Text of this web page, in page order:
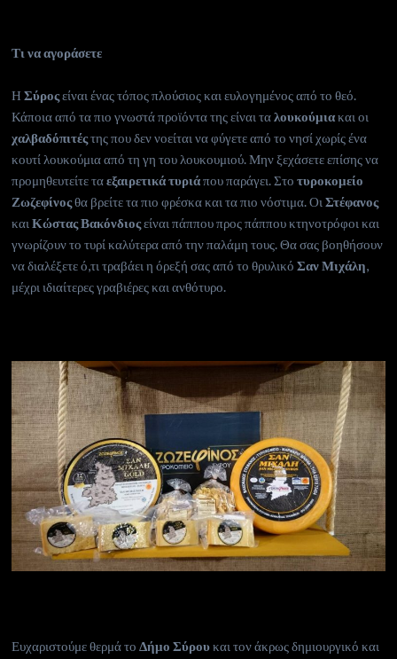
Τι να αγοράσετε
ΗΣύροςείναι ένας τόπος πλούσιος και ευλογημένος από το θεό.
Κάποια από τα πιο γνωστά προϊόντα της είναι ταλουκούμιακαι οι
χαλβαδόπιτέςτης που δεν νοείται να φύγετε από το νησί χωρίς ένα
κουτί λουκούμια από τη γη του λουκουμιού. Μην ξεχάσετε επίσης να
προμηθευτείτε ταεξαιρετικά τυριάπου παράγει. Στοτυροκομείο
Ζωζεφίνοςθα βρείτε τα πιο φρέσκα και τα πιο νόστιμα. ΟιΣτέφανος
καιΚώστας Βακόνδιοςείναι πάππου προς πάππου κτηνοτρόφοι και
γνωρίζουν το τυρί καλύτερα από την παλάμη τους. Θα σας βοηθήσουν
να διαλέξετε ό,τι τραβάει η όρεξή σας από το θρυλικόΣαν Μιχάλη,
μέχρι ιδιαίτερες γραβιέρες και ανθότυρο.
Ευχαριστούμε θερμά τοΔήμο Σύρουκαι τον άκρως δημιουργικό και